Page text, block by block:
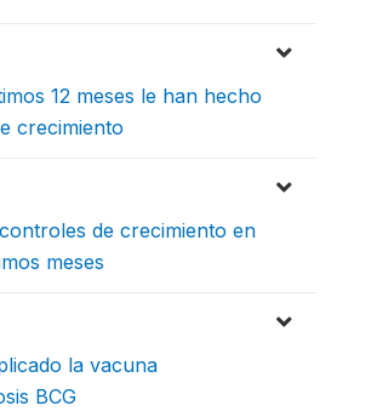
12 meses le han hecho
crecimiento
de crecimiento en
meses
la vacuna
BCG